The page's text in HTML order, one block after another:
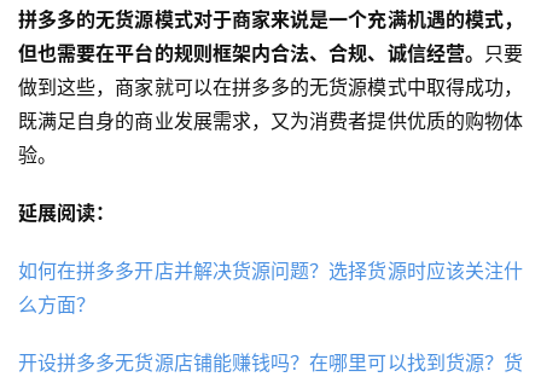
拼多多的无货源模式对于商家来说是一个充满机遇的模式，
但也需要在平台的规则框架内合法、合规、诚信经营。 只要
做到这些，商家就可以在拼多多的无货源模式中取得成功，
既满足自身的商业发展需求，又为消费者提供优质的购物体
验。
延展阅读：
如何在拼多多开店并解决货源问题？选择货源时应该关注什
么方面？
开设拼多多无货源店铺能赚钱吗？在哪里可以找到货源？货